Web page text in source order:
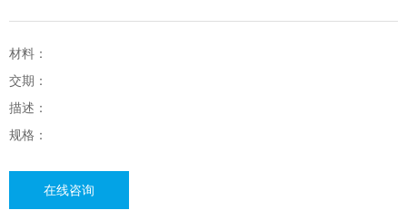
材料：
交期：
描述：
规格：
在线咨询